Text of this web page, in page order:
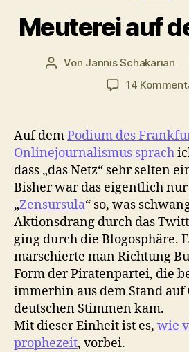
Meuterei auf
Beitragsautor
Von Jannis Schakarian
14
Auf demPodium des
Onlinejournalismus sprach
dass „das Netz“ sehr selten
Bisher war das eigentlich
„Zensursula“ so, was
Aktionsdrang durch das
ging durch die Blogosphäre.
marschierte man Richtung
Form der Piratenpartei, die
immerhin aus dem Stand auf
deutschen Stimmen kam.
Mit dieser Einheit ist es, wie
prophezeit, vorbei.